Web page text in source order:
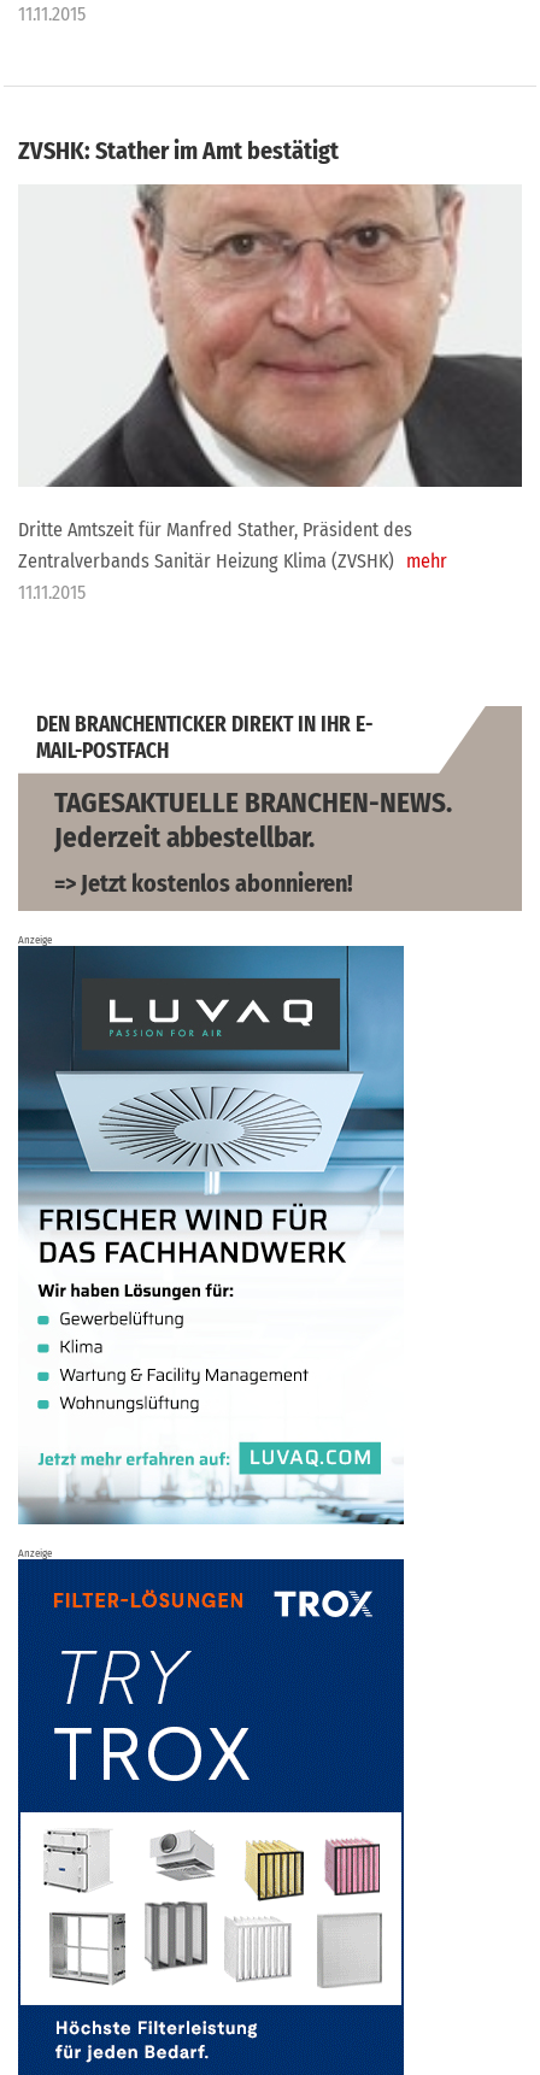
11.11.2015
ZVSHK: Stather im Amt bestätigt
Dritte Amtszeit für Manfred Stather, Präsident des
Zentralverbands Sanitär Heizung Klima (ZVSHK) mehr
11.11.2015
DEN BRANCHENTICKER DIREKT IN IHR E-
MAIL-POSTFACH
TAGESAKTUELLE BRANCHEN-NEWS.
Jederzeit abbestellbar.
=> Jetzt kostenlos abonnieren!
Anzeige
Anzeige